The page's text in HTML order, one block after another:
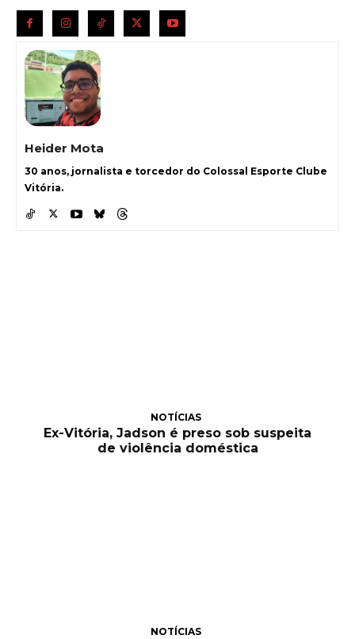
Heider Mota
30 anos, jornalista e torcedor do Colossal Esporte Clube
Vitória.
NOTÍCIAS
Ex-Vitória, Jadson é preso sob suspeita
de violência doméstica
NOTÍCIAS